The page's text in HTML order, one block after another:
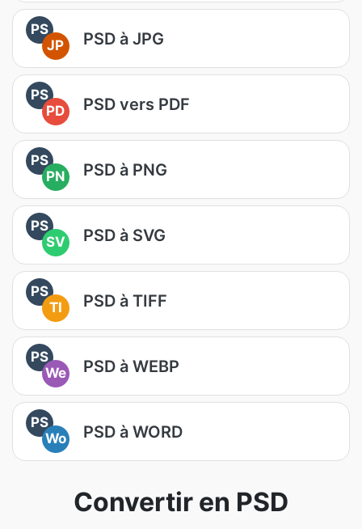
PS
JP
PSD à JPG
PS
PD
PSD vers PDF
PS
PN
PSD à PNG
PS
SV
PSD à SVG
PS
TI
PSD à TIFF
PS
We
PSD à WEBP
PS
Wo
PSD à WORD
Convertir en PSD